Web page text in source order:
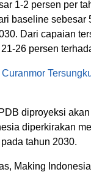
1-2 persen per
baseline sebesar
Dari capaian
26 persen
diproyeksi
diperkirakan
tahun 2030.
Making